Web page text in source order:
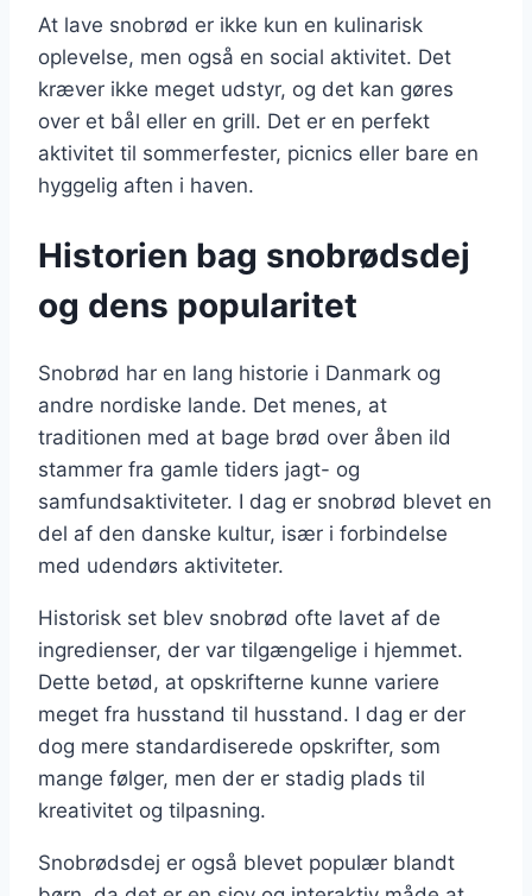
At lave snobrød er ikke kun en kulinarisk
oplevelse, men også en social aktivitet. Det
kræver ikke meget udstyr, og det kan gøres
over et bål eller en grill. Det er en perfekt
aktivitet til sommerfester, picnics eller bare en
hyggelig aften i haven.
Historien bag snobrødsdej
og dens popularitet
Snobrød har en lang historie i Danmark og
andre nordiske lande. Det menes, at
traditionen med at bage brød over åben ild
stammer fra gamle tiders jagt- og
samfundsaktiviteter. I dag er snobrød blevet en
del af den danske kultur, især i forbindelse
med udendørs aktiviteter.
Historisk set blev snobrød ofte lavet af de
ingredienser, der var tilgængelige i hjemmet.
Dette betød, at opskrifterne kunne variere
meget fra husstand til husstand. I dag er der
dog mere standardiserede opskrifter, som
mange følger, men der er stadig plads til
kreativitet og tilpasning.
Snobrødsdej er også blevet populær blandt